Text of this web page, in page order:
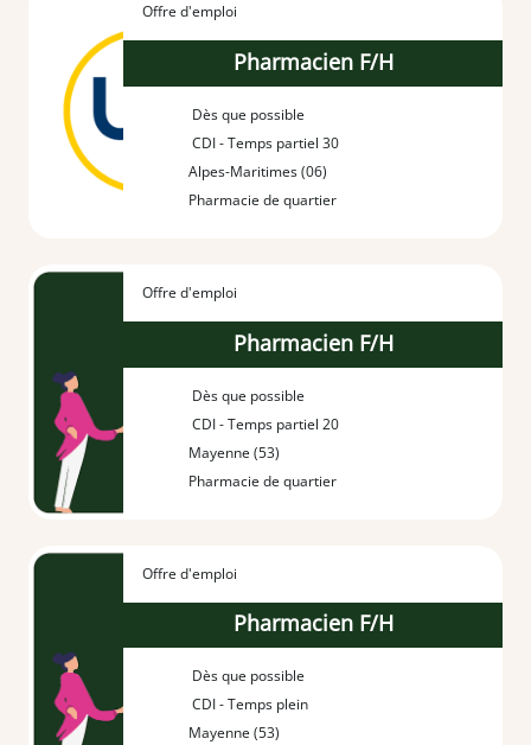
Offre d'emploi
Pharmacien F/H
Dès que possible
CDI - Temps partiel 30
Alpes-Maritimes (06)
Pharmacie de quartier
Offre d'emploi
Pharmacien F/H
Dès que possible
CDI - Temps partiel 20
Mayenne (53)
Pharmacie de quartier
Offre d'emploi
Pharmacien F/H
Dès que possible
CDI - Temps plein
Mayenne (53)